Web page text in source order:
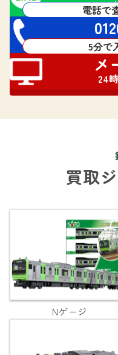
24
電話で
電話
5分で
メ
24
買取
Nゲージ